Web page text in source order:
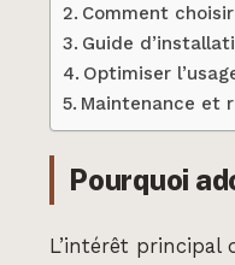
Comment
Guide
Optimiser
Maintenance et
Pourquoi
L’intérêt principal